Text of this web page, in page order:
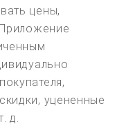
цены,
уцененные
д.